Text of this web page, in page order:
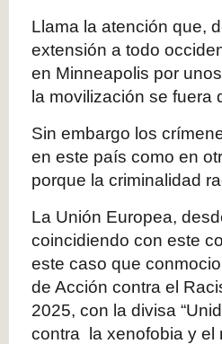
Llama la atención que,
extensión a todo
en Minneapolis por
la movilización se
Sin embargo los
en este país como en
porque la criminalidad
La Unión Europea,
coincidiendo con este
este caso que
de Acción contra el
2025, con la divisa
contra la xenofobia y el